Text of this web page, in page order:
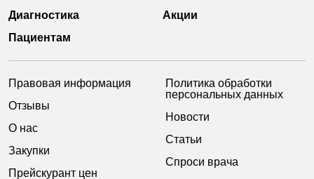
Диагностика
Акции
Пациентам
Правовая информация
Отзывы
О нас
Закупки
Прейскурант цен
Политика обработки
персональных данных
Новости
Статьи
Спроси врача